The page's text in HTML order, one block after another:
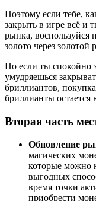
Поэтому если тебе,
закрыть в игре всё и
рынка, воспользуйся
золото через
Но если ты спокойно
умудряешься
бриллиантов,
бриллианты
Вторая часть
Обновление
магических
которые можно
выгодных
время точки
приобрести